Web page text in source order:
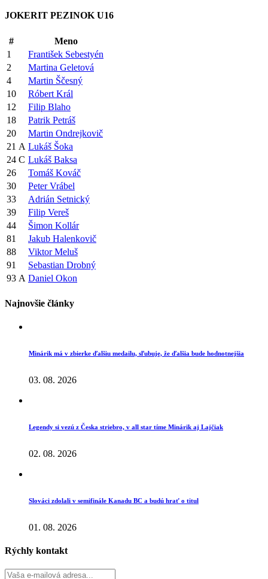
JOKERIT PEZINOK U16
#
Meno
1
František Sebestyén
2
Martina Geletová
4
Martin Ščesný
10
Róbert Král
12
Filip Blaho
18
Patrik Petráš
20
Martin Ondrejkovič
21 A Lukáš Šoka
24 C Lukáš Baksa
26
Tomáš Kováč
30
Peter Vrábel
33
Adrián Setnický
39
Filip Vereš
44
Šimon Kollár
81
Jakub Halenkovič
88
Viktor Meluš
91
Sebastian Drobný
93 A Daniel Okon
Najnovšie články
Minárik má v zbierke ďalšiu medailu, sľubuje, že ďalšia bude hodnotnejšia
03. 08. 2026
Legendy si vezú z Česka striebro, v all star tíme Minárik aj Lajčiak
02. 08. 2026
Slováci zdolali v semifinále Kanadu BC a budú hrať o titul
01. 08. 2026
Rýchly kontakt